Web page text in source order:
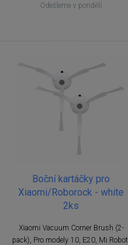
Odešleme v pondělí
Boční kartáčky pro
Xiaomi/Roborock - white
2ks
Xiaomi Vacuum Corner Brush (2-
pack), Pro modely 10, E20, Mi Robot,